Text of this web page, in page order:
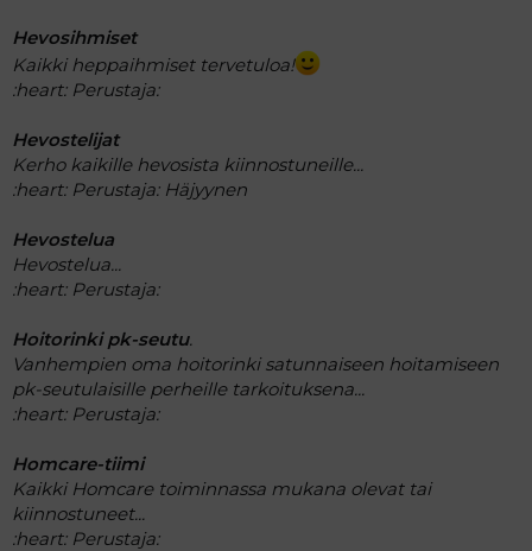
Hevosihmiset
Kaikki heppaihmiset tervetuloa!
:heart: Perustaja:
Hevostelijat
Kerho kaikille hevosista kiinnostuneille...
:heart: Perustaja: Häjyynen
Hevostelua
Hevostelua...
:heart: Perustaja:
Hoitorinki pk-seutu.
Vanhempien oma hoitorinki satunnaiseen hoitamiseen
pk-seutulaisille perheille tarkoituksena...
:heart: Perustaja:
Homcare-tiimi
Kaikki Homcare toiminnassa mukana olevat tai
kiinnostuneet...
:heart: Perustaja: